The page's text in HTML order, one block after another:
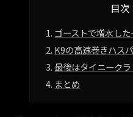
目次
ゴーストで増水し
K9の高速巻きハス
最後はタイニーク
まとめ